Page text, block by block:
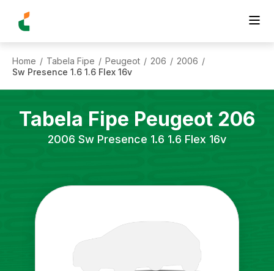
Home / Tabela Fipe / Peugeot / 206 / 2006 /
Sw Presence 1.6 1.6 Flex 16v
Tabela Fipe Peugeot 206
2006 Sw Presence 1.6 1.6 Flex 16v